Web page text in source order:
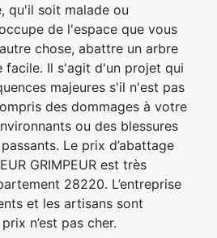
qu'il soit malade ou
de l'espace que vous
chose, abattre un arbre
facile. Il s'agit d'un projet qui
majeures s'il n'est pas
des dommages à votre
ou des blessures
Le prix d’abattage
GRIMPEUR est très
28220. L’entreprise
et les artisans sont
n’est pas cher.